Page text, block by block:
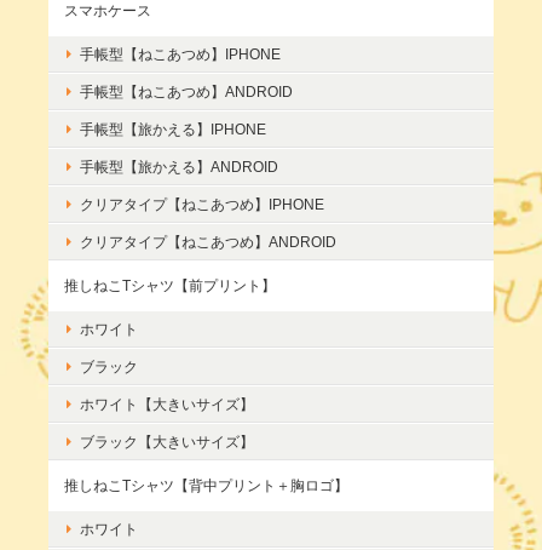
スマホケース
手帳型【ねこあつめ】IPHONE
手帳型【ねこあつめ】ANDROID
手帳型【旅かえる】IPHONE
手帳型【旅かえる】ANDROID
クリアタイプ【ねこあつめ】IPHONE
クリアタイプ【ねこあつめ】ANDROID
推しねこTシャツ【前プリント】
ホワイト
ブラック
ホワイト【大きいサイズ】
ブラック【大きいサイズ】
推しねこTシャツ【背中プリント＋胸ロゴ】
ホワイト